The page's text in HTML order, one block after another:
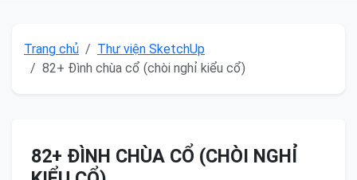
Trang chủ
Thư viện SketchUp
82+ Đình chùa cổ (chòi nghỉ kiểu cổ)
82+ ĐÌNH CHÙA CỔ (CHÒI NGHỈ